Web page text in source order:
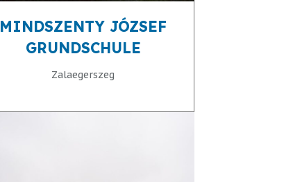
MINDSZENTY JÓZSEF
GRUNDSCHULE
Zalaegerszeg